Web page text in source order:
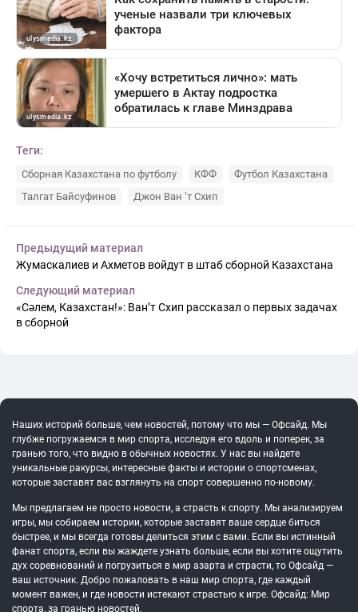
Теги:
Сборная Казахстана по футболу КФФ
Футбол Казахстана
Талгат Байсуфинов
Джон Ван ’т Схип
Предыдущий материал
Жумаскалиев и Ахметов войдут в штаб сборной Казахстана
Следующий материал
«Сәлем, Казахстан!»: Ван’т Схип рассказал о первых задачах
в сборной
Наших историй больше, чем новостей, потому что мы — Офсайд. Мы
глубже погружаемся в мир спорта, исследуя его вдоль и поперек, за
гранью того, что видно в обычных новостях. У нас вы найдете
уникальные ракурсы, интересные факты и истории о спортсменах,
которые заставят вас взглянуть на спорт совершенно по-новому.
Мы предлагаем не просто новости, а страсть к спорту. Мы анализируем
игры, мы собираем истории, которые заставят ваше сердце биться
быстрее, и мы всегда готовы делиться этим с вами. Если вы истинный
фанат спорта, если вы жаждете узнать больше, если вы хотите ощутить
дух соревнований и погрузиться в мир азарта и страсти, то Офсайд —
ваш источник. Добро пожаловать в наш мир спорта, где каждый
момент важен, и где новости истекают страстью к игре. Офсайд: Мир
спорта, за гранью новостей.